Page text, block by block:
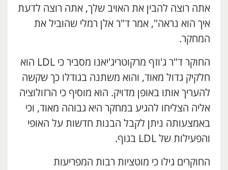
אתה רוצה להבין את האויב שלך, אתה רוצה לדעת
איך הוא נראה", אמר ד"ר אלן רמלי שהוביל את
המחקר.
החוקר ד"ר ג'וזף מרקוטריג'יאנו מסביר כי LDL הוא
חלקיק גדול מאוד, והוא משתנה בגודלו כך שקשה
להעריך אותו באופן מדויק. הוא מוסיף כי הרזולוציה
אליה הצליחו להגיע במחקר היא גבוהה מאוד, וכי
באמצעותה ניתן לקבל הבנות חדשות על האופי
והפעילות של LDL בגוף.
החוקרים גילו כי מוטציות רבות המפריעות